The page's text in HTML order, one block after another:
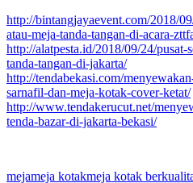
http://bintangjayaevent.com/2018/
atau-meja-tanda-tangan-di-acara-
http://alatpesta.id/2018/09/24/
tanda-tangan-di-jakarta/
http://tendabekasi.com/
sarnafil-dan-meja-kotak-cover-ketat/
http://www.tendakerucut.net/
tenda-bazar-di-jakarta-bekasi/
mejameja kotakmeja kotak